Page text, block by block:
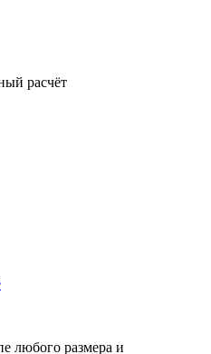
расчёт
любого размера и